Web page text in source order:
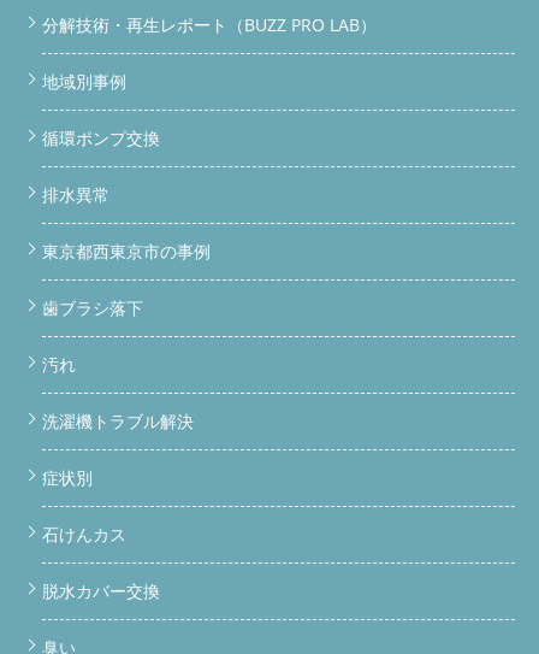
ジ。ドラム洗濯機を本格的に整備できる国内初の施設です。
中古ドラム洗濯機、買うなら整備済みを選ぼう BUZZ PRO LABで
は内部まで徹底整備した中古ドラム洗濯機を販売中。まずは
LINEでお気軽にご相談ください！
サイトを見る
SHARP ES-W113の整備レポート（写真あり）
実際の整備の流れを、現場写真つきで紹介します。「分解なんて
そんなに汚れてないでしょ」と思っていた方、必見です。 STEP
1｜背面から分解スタート まずは洗濯機の背面パネルを外しま
す。ここからヒートポンプへのアクセスが始まります。
パネルを外した状態。ヒートポンプユニットが見えてきます。
STEP 2｜ヒートポンプユニットを取り出す 慎重に配管や固定部
分を外しながら、ヒートポンプユニットを取り出します。この工
程、一般の方には難易度が高く、知識なしに分解すると故障の原
因になります。
る様子。 STEP 3｜取り出したヒートポンプの状態を確認 取り出
した直後の状態がこちら。外観上は特に異常が見えませんが… 取
り出したヒートポンプユニット。次のステップで内部を確認しま
と、大量の埃と汚れが蓄積していました。これがあの「乾かな
い」「臭い」の正体です。
ヒートポンプ内部の汚れ。ここま
で詰まると乾燥性能は大幅に低下します。
トポンプ内部のフィンや流路に埃が詰まると、熱交換効率が著し
ッサーへの過負荷による故障につながります。定期的な内部洗浄
が不可欠な理由がここにあります。 STEP 5｜ケースの汚れを確
認・清掃 ヒートポンプを取り囲むケース内部にも汚れが蓄積。
分解技術・再生レポート（BUZZ PRO LAB）
地域別事例
循環ポンプ交換
排水異常
東京都西東京市の事例
歯ブラシ落下
汚れ
洗濯機トラブル解決
症状別
石けんカス
脱水カバー交換
臭い